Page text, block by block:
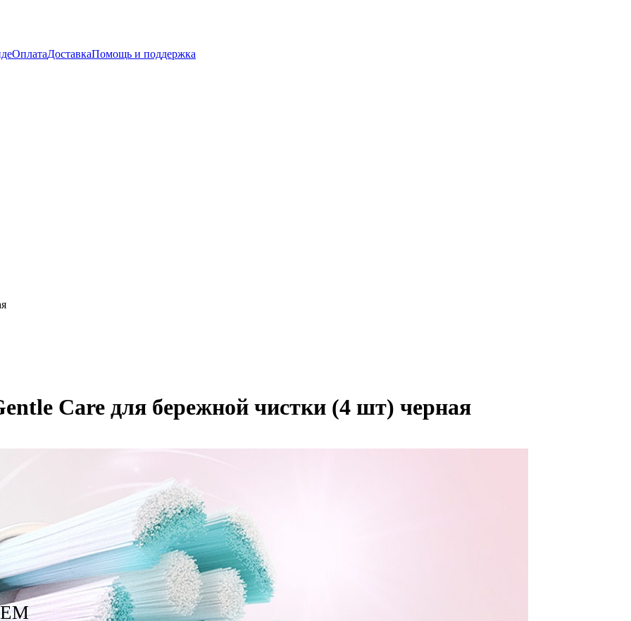
ОплатаДоставкаПомощь и поддержка
Care для бережной чистки (4 шт) черная